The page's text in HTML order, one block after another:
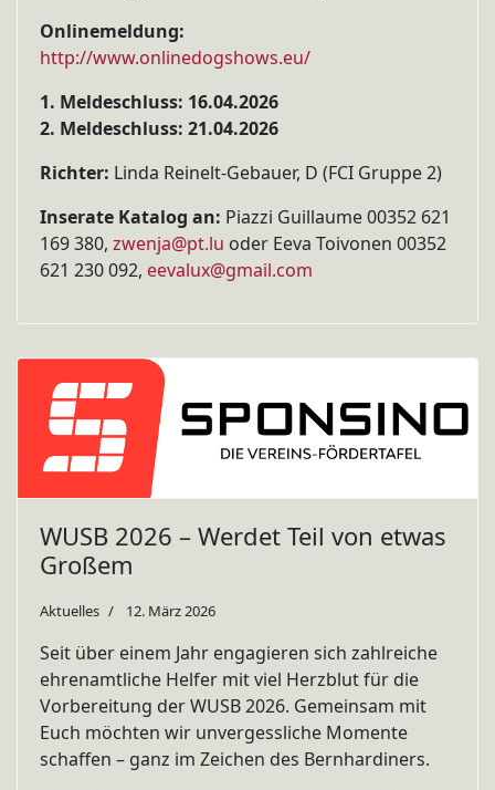
Onlinemeldung:
http://www.onlinedogshows.eu/
1. Meldeschluss: 16.04.2026
2. Meldeschluss: 21.04.2026
Richter: Linda Reinelt-Gebauer, D (FCI Gruppe 2)
Inserate Katalog an: Piazzi Guillaume 00352 621
169 380, zwenja@pt.lu oder Eeva Toivonen 00352
621 230 092, eevalux@gmail.com
WUSB 2026 – Werdet Teil von etwas
Großem
Aktuelles 12. März 2026
Seit über einem Jahr engagieren sich zahlreiche
ehrenamtliche Helfer mit viel Herzblut für die
Vorbereitung der WUSB 2026. Gemeinsam mit
Euch möchten wir unvergessliche Momente
schaffen – ganz im Zeichen des Bernhardiners.